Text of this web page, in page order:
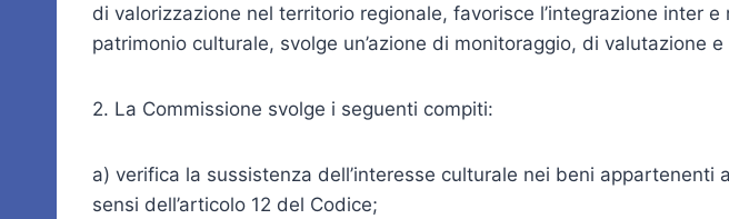
di valorizzazione nel territorio regionale, favorisce l’integrazione inter
patrimonio culturale, svolge un’azione di monitoraggio, di valutazione
2. La Commissione svolge i seguenti compiti:
a) verifica la sussistenza dell’interesse culturale nei beni
sensi dell’articolo 12 del Codice;